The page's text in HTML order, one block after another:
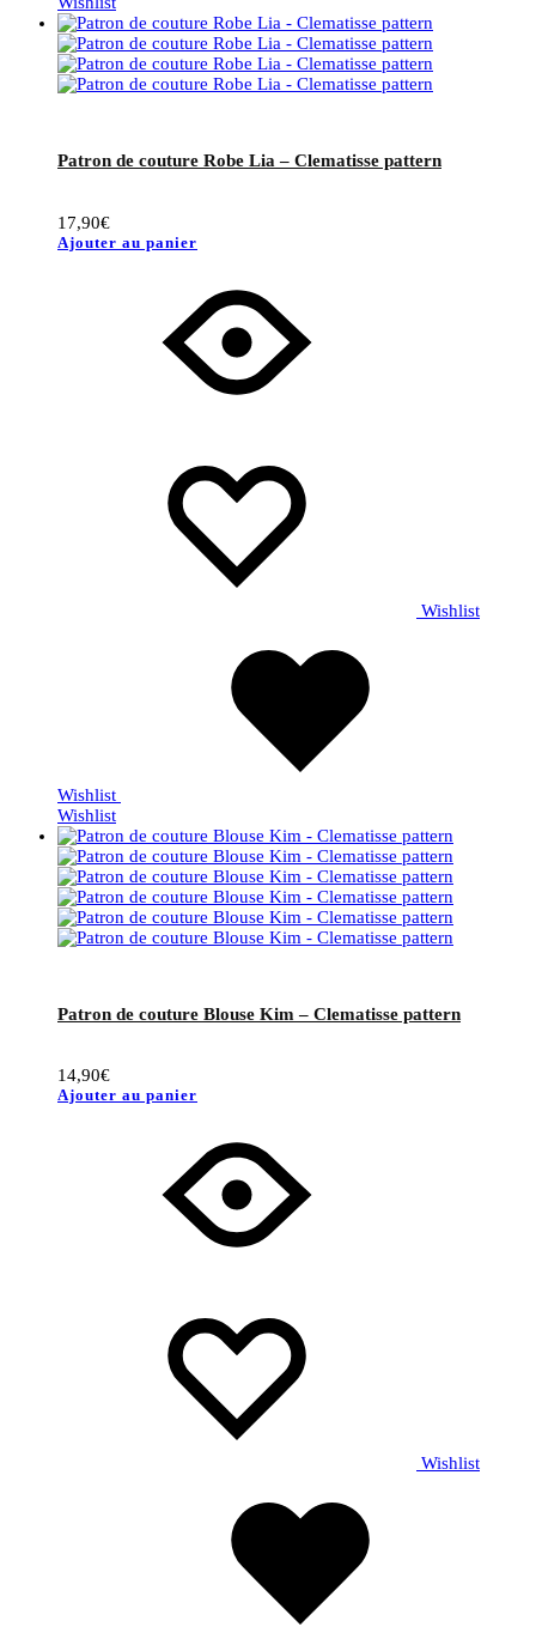
Patron de couture Robe Lia – Clematisse pattern
17,90€
Ajouter au panier
Wishlist
Wishlist
Wishlist
Patron de couture Blouse Kim – Clematisse pattern
14,90€
Ajouter au panier
Wishlist